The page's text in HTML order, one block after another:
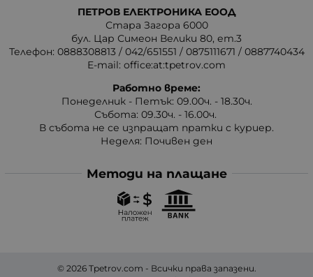
ПЕТРОВ ЕЛЕКТРОНИКА ЕООД
Стара Загора 6000
бул. Цар Симеон Велики 80, ет.3
Телефон: 0888308813 / 042/651551 / 0875111671 / 0887740434
E-mail: office:at:tpetrov.com
Работно време:
Понеделник - Петък: 09.00ч. - 18.30ч.
Събота: 09.30ч. - 16.00ч.
В събота не се изпращат пратки с куриер.
Неделя: Почивен ден
Методи на плащане
© 2026 Tpetrov.com - Всички права запазени.